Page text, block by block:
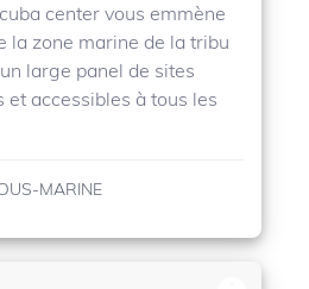
center vous emmène
la zone marine de la tribu
large panel de sites
et accessibles à tous les
MARINE